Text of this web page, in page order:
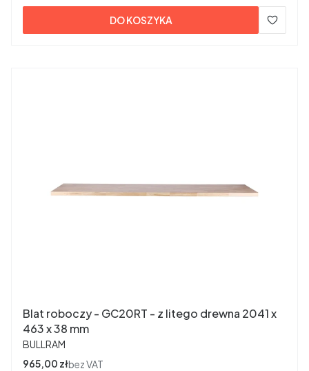
DO KOSZYKA
Blat roboczy - GC20RT - z litego drewna 2041 x
463 x 38 mm
PRODUCENT
BULLRAM
Cena
965,00 złbez VAT